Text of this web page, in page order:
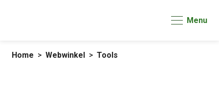
Menu
Home Webwinkel Tools